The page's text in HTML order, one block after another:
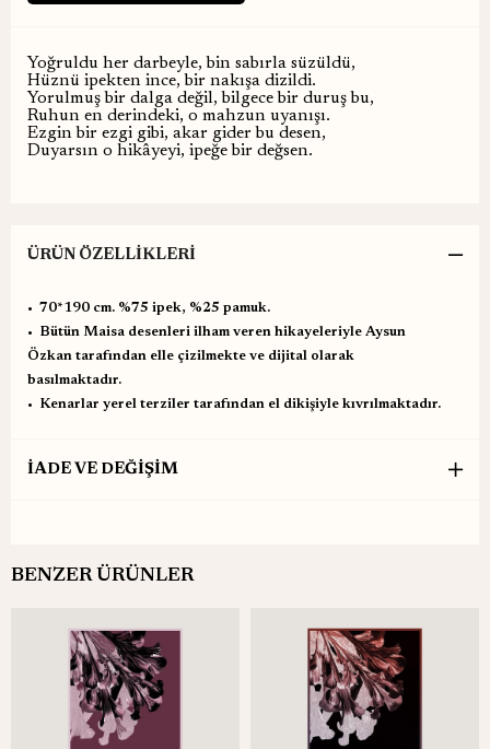
Yoğruldu her darbeyle, bin sabırla süzüldü,
Hüznü ipekten ince, bir nakışa dizildi.
Yorulmuş bir dalga değil, bilgece bir duruş bu,
Ruhun en derindeki, o mahzun uyanışı.
Ezgin bir ezgi gibi, akar gider bu desen,
Duyarsın o hikâyeyi, ipeğe bir değsen.
ÜRÜN ÖZELLIKLERI
•⁠ ⁠70*190 cm. %75 ipek, %25 pamuk.
•⁠ ⁠Bütün Maisa desenleri ilham veren hikayeleriyle Aysun
Özkan tarafından elle çizilmekte ve dijital olarak
basılmaktadır.
•⁠ ⁠Kenarlar yerel terziler tarafından el dikişiyle kıvrılmaktadır.
İADE VE DEĞİŞİM
BENZER ÜRÜNLER